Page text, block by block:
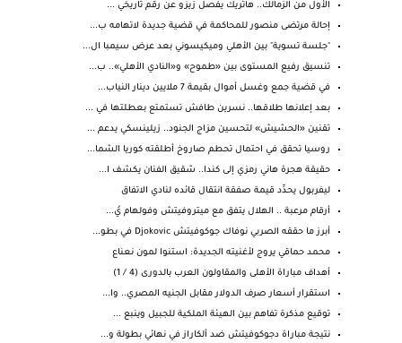
الأول من الزمالك.. هاتريك يفصل زيزو عن رقم تاريخي ...
إحالة مرتضى منصور للمحاكمة في قضية جديدة لاتهامه ب...
"جلسة تسوية" بين الأهلي وميكيسوني بعد عرض سيمبا ال...
تنسيق رفيع المستوى بين «طموح» و«النادي الأهلي».. ب...
في قضية جمع وغسل أموال بقيمة 7 ملايين دينار النياب...
بعد إعلانها طلاقها.. نسرين طافش تستمتع بعطلتها في ...
تقنين «الحشيش» لتحسين مزاج الجنود.. زيلينسكي يدعم ...
روسيا تحقق في احتمال تحطم صاروخ أطلقته كوريا الشما...
حقيقة هجرة هاني رمزي إلى كندا.. شقيق الفنان يكشف ا...
ليفربول يحدِّد قيمة صفقة انتقال قائده لنادي الاتفاق
أرقام مرعبة .. الهلال يتفق مع ميتروفيتش وفولهام يُ...
أبرز ما حققه الصربي نوفاك جوكوفيتش Djokovic في بطو...
محمد حماقي يروج لأغنيته الجديدة: استنوا لمون نعناع
أهداف مباراة الأهلى والمقاولون العرب بالدورى (4 / 1)
استقرار أسعار صرف الدولار مقابل الجنيه المصري.. وا...
توقيع مذكرة تفاهم بين الهيئة الملكية للجبيل وينبع ...
نتيجة مباراة دجوكوفيتش ضد ألكاراز في نهائي بطولة و...